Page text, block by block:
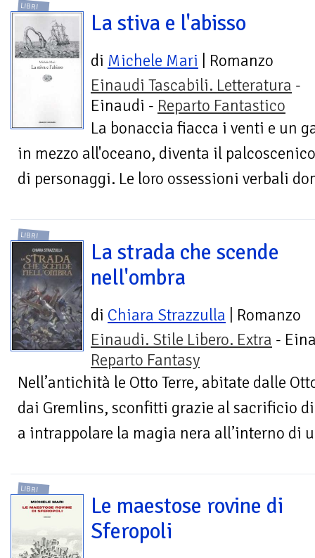
LIBRI
La stiva e l'abisso
di Michele Mari | Romanzo
Einaudi Tascabili. Letteratura -
Einaudi - Reparto Fantastico
La bonaccia fiacca i venti e un
in mezzo all'oceano, diventa il
di personaggi. Le loro ossessioni verbali
LIBRI
La strada che scende
nell'ombra
di Chiara Strazzulla | Romanzo
Einaudi. Stile Libero. Extra -
Reparto Fantasy
Nell’antichità le Otto Terre, abitate dalle
dai Gremlins, sconfitti grazie al sacrificio
a intrappolare la magia nera all’interno di
LIBRI
Le maestose rovine di
Sferopoli